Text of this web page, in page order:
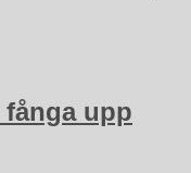
upp